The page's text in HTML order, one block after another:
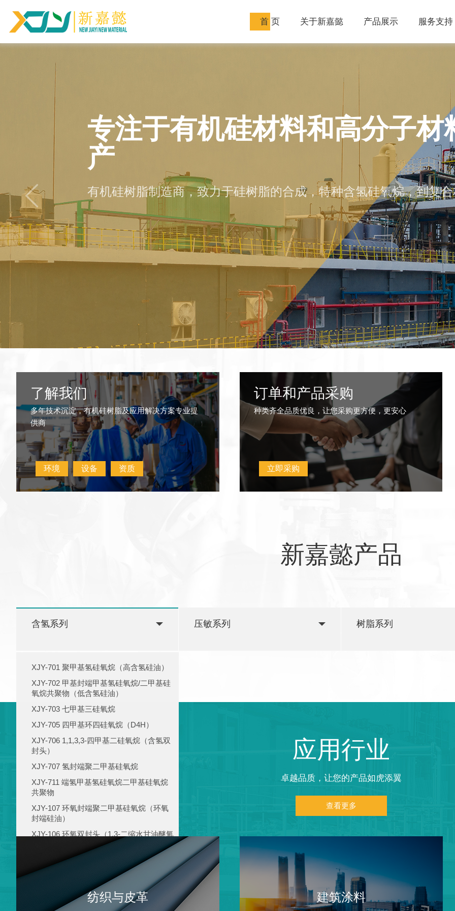
首 页 关于新嘉懿 产品展示 服务支持
专注于有机硅材料和高分子材
产
有机硅树脂制造商，致力于硅树脂的合成，特种含氢硅氧烷，到复
国家高新技术企业
专注有机硅研究35年
专注于有机硅材料和高分子材
产
有机硅树脂制造商，致力于硅树脂的合成，特种含氢硅氧烷，到复
国家高新技术企业
专注有机硅研究35年
了解我们
多年技术沉淀，有机硅树脂及应用解决方案专业提
供商
环境 设备 资质
订单和产品采购
种类齐全品质优良，让您采购更方便，更安心
立即采购
新嘉懿产品
含氢系列 压敏系列 树脂系列
XJY-701 聚甲基氢硅氧烷（高含氢硅油）
XJY-702 甲基封端甲基氢硅氧烷/二甲基硅
氧烷共聚物（低含氢硅油）
XJY-703 七甲基三硅氧烷
XJY-705 四甲基环四硅氧烷（D4H）
XJY-706 1,1,3,3-四甲基二硅氧烷（含氢双
封头）
XJY-707 氢封端聚二甲基硅氧烷
XJY-711 端氢甲基氢硅氧烷二甲基硅氧烷
共聚物
XJY-107 环氧封端聚二甲基硅氧烷（环氧
封端硅油）
XJY-106 环氧双封头（1,3-二缩水甘油醚氧
基丙基-1,1,3,3四甲基二硅氧烷）
应用行业
卓越品质，让您的产品如虎添翼
查看更多
纺织与皮革 建筑涂料